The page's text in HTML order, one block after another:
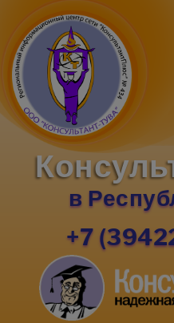
в
+7